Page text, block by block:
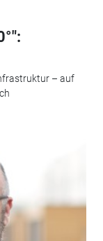
– auf